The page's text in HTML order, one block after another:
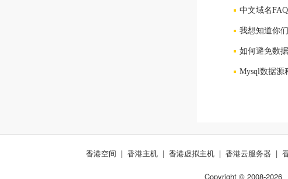
中文域名FAQ
我想知道你
如何避免数
Mysql数据源
香港空间 | 香港主机 | 香港虚拟主机 | 香港云服务器 |
Copyright © 2008-2026